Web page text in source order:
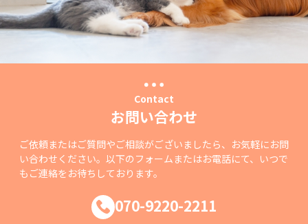
Contact
お問い合わせ
ご依頼またはご質問やご相談がございましたら、お気軽にお問
い合わせください。以下のフォームまたはお電話にて、いつで
もご連絡をお待ちしております。
070-9220-2211